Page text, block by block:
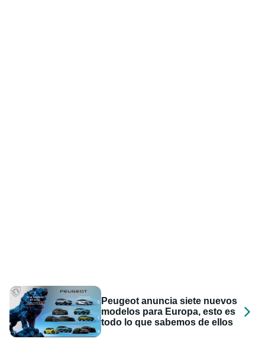
Peugeot anuncia siete nuevos
modelos para Europa, esto es
todo lo que sabemos de ellos